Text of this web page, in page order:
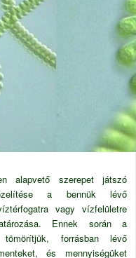
alapvető szerepet játszó
a bennük lévő
vagy vízfelületre
Ennek során a
tömörítjük, forrásban lévő
és mennyiségüket